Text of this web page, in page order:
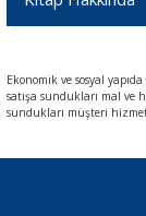
Ekonomik ve sosyal
satışa sundukları mal ve
sundukları müşteri